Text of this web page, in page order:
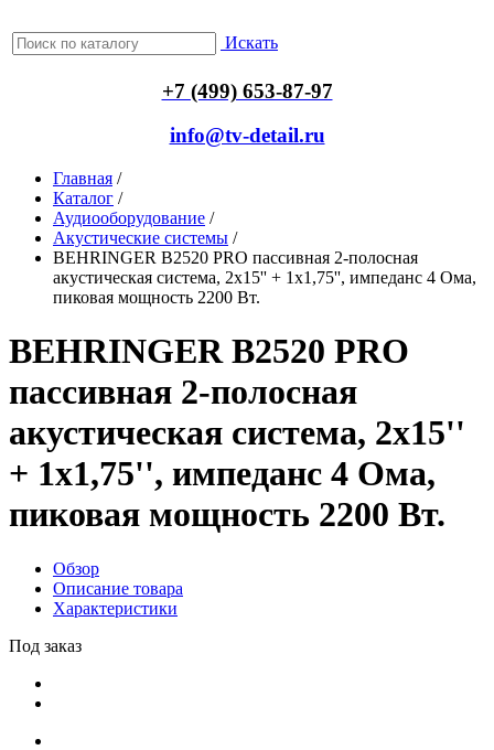
Искать
+7 (499) 653-87-97
info@tv-detail.ru
Главная /
Каталог /
Аудиооборудование /
Акустические системы /
BEHRINGER B2520 PRO пассивная 2-полосная
акустическая система, 2x15'' + 1x1,75'', импеданс 4 Ома,
пиковая мощность 2200 Вт.
BEHRINGER B2520 PRO
пассивная 2-полосная
акустическая система, 2x15''
+ 1x1,75'', импеданс 4 Ома,
пиковая мощность 2200 Вт.
Обзор
Описание товара
Характеристики
Под заказ